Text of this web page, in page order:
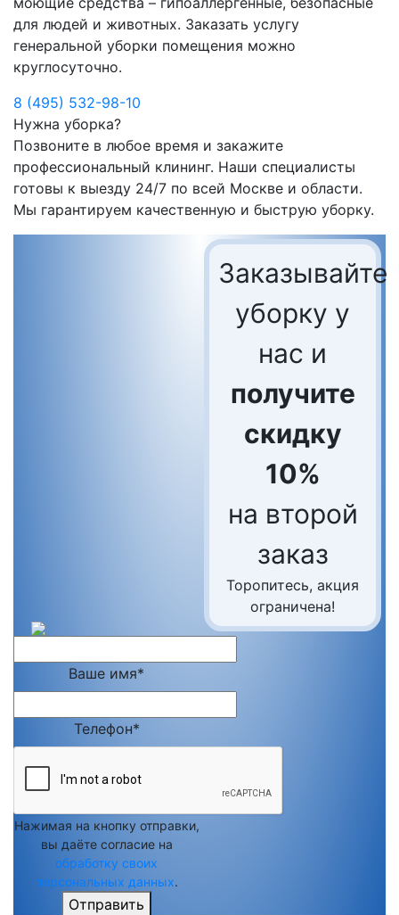
для людей и животных. Заказать услугу
генеральной уборки помещения можно
круглосуточно.
8 (495) 532-98-10
Нужна уборка?
Позвоните в любое время и закажите
профессиональный клининг. Наши специалисты
готовы к выезду 24/7 по всей Москве и области.
Мы гарантируем качественную и быструю уборку.
Заказывайте
уборку у
нас и
получите
скидку
10%
на второй
заказ
Торопитесь, акция
ограничена!
Ваше имя*
Телефон*
Нажимая на кнопку отправки,
вы даёте согласие на
обработку своих
персональных данных.
Отправить